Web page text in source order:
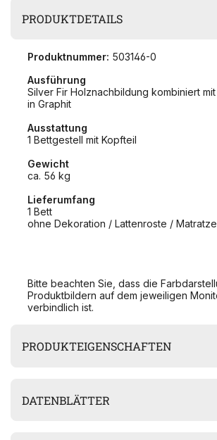
PRODUKTDETAILS
Produktnummer: 503146-0
Ausführung
Silver Fir Holznachbildung kombiniert
in Graphit
Ausstattung
1 Bettgestell mit Kopfteil
Gewicht
ca. 56 kg
Lieferumfang
1 Bett
ohne Dekoration / Lattenroste /
Bitte beachten Sie, dass die
Produktbildern auf dem jeweiligen
verbindlich ist.
PRODUKTEIGENSCHAFTEN
DATENBLÄTTER